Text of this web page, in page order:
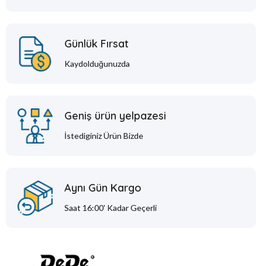
Günlük Fırsat
Kaydolduğunuzda
Geniş ürün yelpazesi
İstediginiz Ürün Bizde
Aynı Gün Kargo
Saat 16:00' Kadar Geçerli